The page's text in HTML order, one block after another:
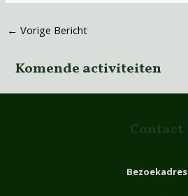
← Vorige Bericht
Komende activiteiten
Contact
Bezoekadres